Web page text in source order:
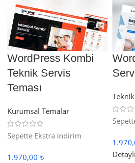
WordPress Kombi
Teknik Servis
Teması
Kurumsal Temalar
Sepette Ekstra indirim
1.970,00 ₺